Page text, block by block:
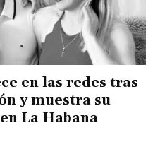
en las redes tras
y muestra su
La Habana